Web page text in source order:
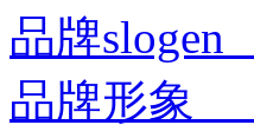
品牌
品牌形象